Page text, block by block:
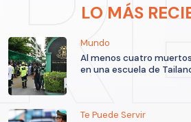
LO MÁS
Mundo
Al menos cuatro
en una escuela de
Te Puede Servir